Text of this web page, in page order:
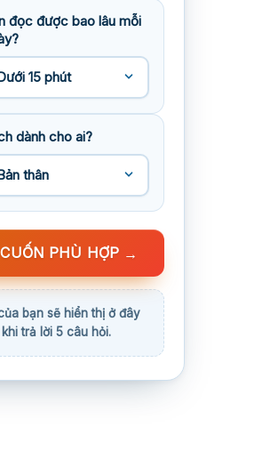
đọc được bao lâu mỗi
dành cho ai?
PHÙ HỢP →